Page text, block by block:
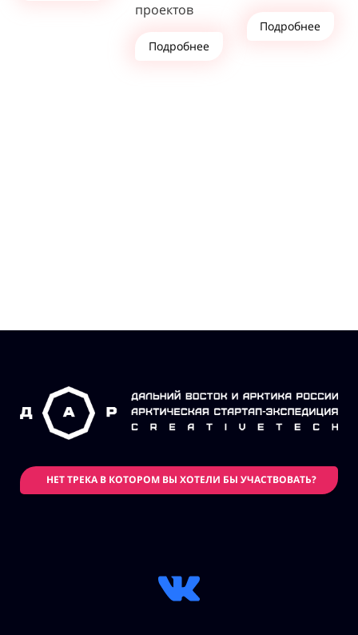
проектов
Подробнее
Подробнее
НЕТ ТРЕКА В КОТОРОМ ВЫ ХОТЕЛИ БЫ УЧАСТВОВАТЬ?